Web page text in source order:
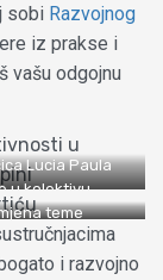
sobi Razvojnog
iz prakse i
vašu odgojnu
Lucia Paula
u kolektivu
teme
i razvojno